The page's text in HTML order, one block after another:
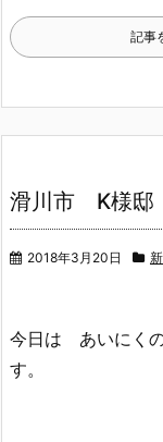
記事
滑川市 K様
2018年3月20日
今日は あいにく
す。